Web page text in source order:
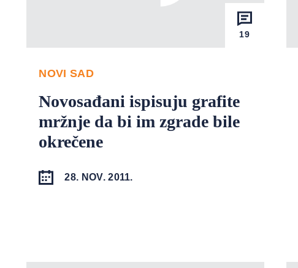
19
NOVI SAD
Novosađani ispisuju grafite
mržnje da bi im zgrade bile
okrečene
28. NOV. 2011.